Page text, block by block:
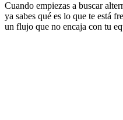
Cuando empiezas a buscar
ya sabes qué es lo que te está
un flujo que no encaja con tu